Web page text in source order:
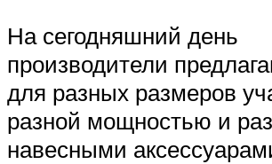
На сегодняшний день
производители
для разных размеров
разной мощностью и
навесными